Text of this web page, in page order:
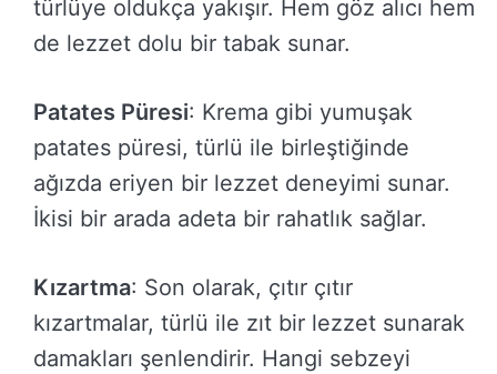
türlüye oldukça yakışır. Hem göz alıcı hem
de lezzet dolu bir tabak sunar.
Patates Püresi: Krema gibi yumuşak
patates püresi, türlü ile birleştiğinde
ağızda eriyen bir lezzet deneyimi sunar.
İkisi bir arada adeta bir rahatlık sağlar.
Kızartma: Son olarak, çıtır çıtır
kızartmalar, türlü ile zıt bir lezzet sunarak
damakları şenlendirir. Hangi sebzeyi